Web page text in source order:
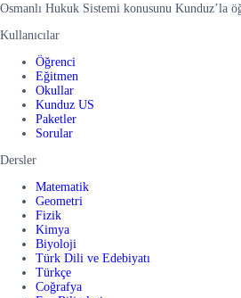
Osmanlı Hukuk Sistemi konusunu Kunduz’la
Kullanıcılar
Öğrenci
Eğitmen
Okullar
Kunduz US
Paketler
Sorular
Dersler
Matematik
Geometri
Fizik
Kimya
Biyoloji
Türk Dili ve Edebiyatı
Türkçe
Coğrafya